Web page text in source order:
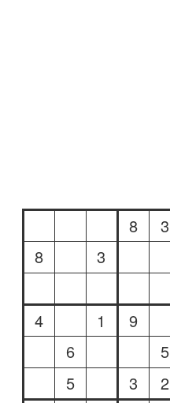
8 3
8
3
4 1 9
6
5
5
3 2